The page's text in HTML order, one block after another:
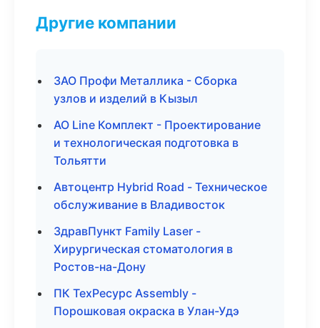
Другие компании
ЗАО Профи Металлика - Сборка
узлов и изделий в Кызыл
АО Line Комплект - Проектирование
и технологическая подготовка в
Тольятти
Автоцентр Hybrid Road - Техническое
обслуживание в Владивосток
ЗдравПункт Family Laser -
Хирургическая стоматология в
Ростов-на-Дону
ПК ТехРесурс Assembly -
Порошковая окраска в Улан-Удэ